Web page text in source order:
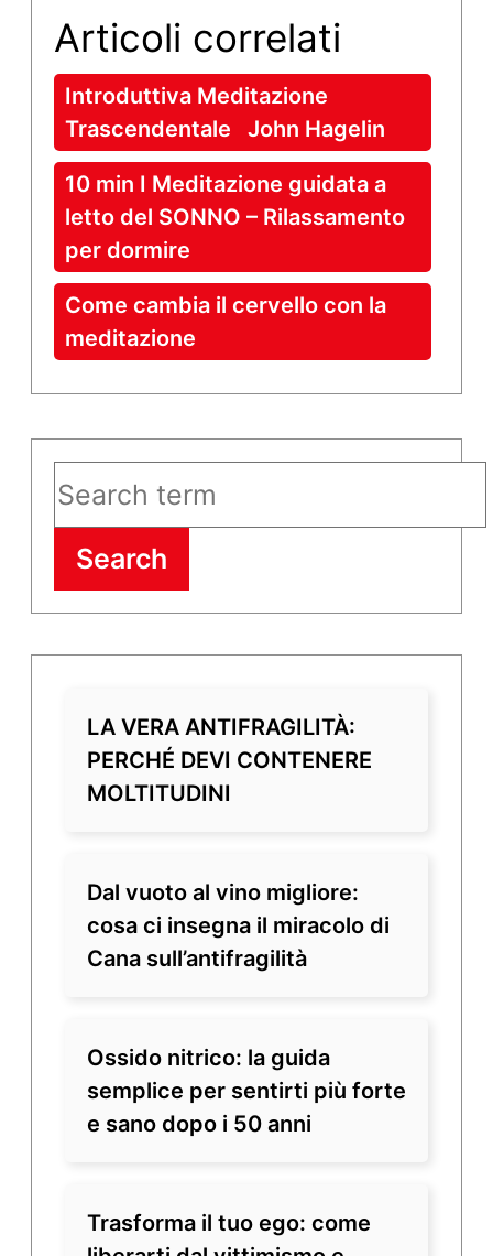
Articoli correlati
Introduttiva Meditazione
Trascendentale John Hagelin
10 min I Meditazione guidata a
letto del SONNO – Rilassamento
per dormire
Come cambia il cervello con la
meditazione
Search
LA VERA ANTIFRAGILITÀ:
PERCHÉ DEVI CONTENERE
MOLTITUDINI
Dal vuoto al vino migliore:
cosa ci insegna il miracolo di
Cana sull’antifragilità
Ossido nitrico: la guida
semplice per sentirti più forte
e sano dopo i 50 anni
Trasforma il tuo ego: come